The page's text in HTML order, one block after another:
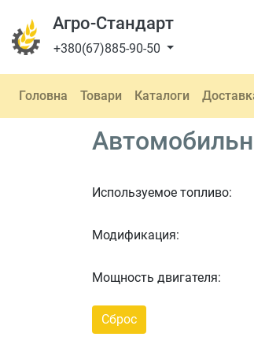
Агро-Стандарт
+380(67)885-90-50
Головна Товари Каталоги
Используемое топливо:
Модификация:
Мощность двигателя: